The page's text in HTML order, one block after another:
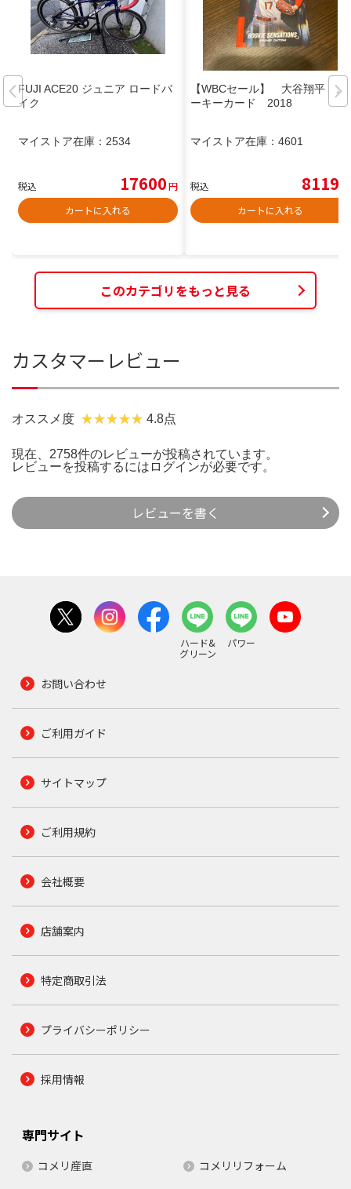
FUJI ACE20 ジュニア ロードバ
イク
マイストア在庫： 2534
税込 17600円
カートに入れる
【WBCセール】 大谷翔平 ル
ーキーカード 2018
マイストア在庫： 4601
税込 8119
カートに入れる
このカテゴリをもっと見る
カスタマーレビュー
オススメ度 4.8点
現在、2758件のレビューが投稿されています。
レビューを投稿するには ログインが必要です。
レビューを書く
ハード&
グリーン
パワー
お問い合わせ
ご利用ガイド
サイトマップ
ご利用規約
会社概要
店舗案内
特定商取引法
プライバシーポリシー
採用情報
専門サイト
コメリ産直
コメリリフォーム